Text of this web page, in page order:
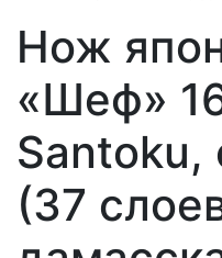
Нож
«Шеф»
Santoku,
(37